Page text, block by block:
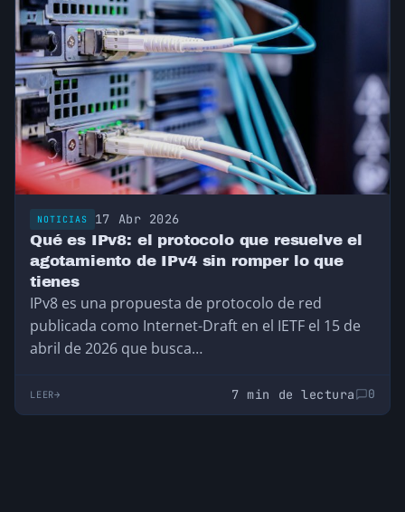
NOTICIAS 17 Abr 2026
Qué es IPv8: el protocolo que resuelve el
agotamiento de IPv4 sin romper lo que
tienes
IPv8 es una propuesta de protocolo de red
publicada como Internet-Draft en el IETF el 15 de
abril de 2026 que busca…
LEER 7 min de lectura 0